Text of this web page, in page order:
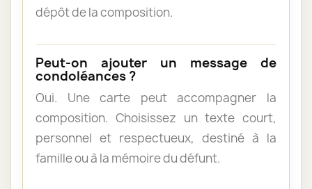
dépôt de la composition.
Peut-on ajouter un message de
condoléances ?
Oui. Une carte peut accompagner la
composition. Choisissez un texte court,
personnel et respectueux, destiné à la
famille ou à la mémoire du défunt.